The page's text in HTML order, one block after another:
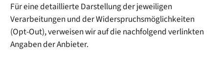
Für eine detaillierte Darstellung der jeweiligen
Verarbeitungen und der Widerspruchsmöglichkeiten
(Opt-Out), verweisen wir auf die nachfolgend verlinkten
Angaben der Anbieter.